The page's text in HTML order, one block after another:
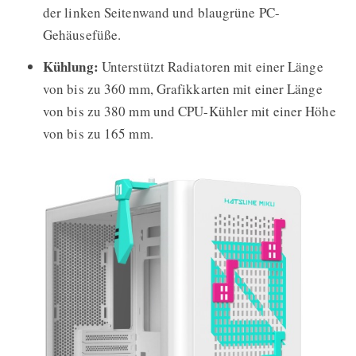
der linken Seitenwand und blaugrüne PC-
Gehäusefüße.
Kühlung: Unterstützt Radiatoren mit einer Länge
von bis zu 360 mm, Grafikkarten mit einer Länge
von bis zu 380 mm und CPU-Kühler mit einer Höhe
von bis zu 165 mm.